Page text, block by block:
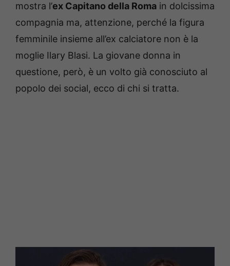
mostra l’ex Capitano della Roma in dolcissima
compagnia ma, attenzione, perché la figura
femminile insieme all’ex calciatore non è la
moglie Ilary Blasi. La giovane donna in
questione, però, è un volto già conosciuto al
popolo dei social, ecco di chi si tratta.